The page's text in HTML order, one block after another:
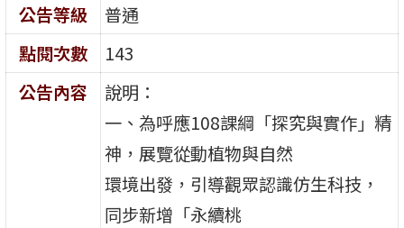
公告等級
普通
點閱次數
143
公告內容
說明：
一、為呼應108課綱「探究與實作」精
神，展覽從動植物與自然
環境出發，引導觀眾認識仿生科技，
同步新增「永續桃